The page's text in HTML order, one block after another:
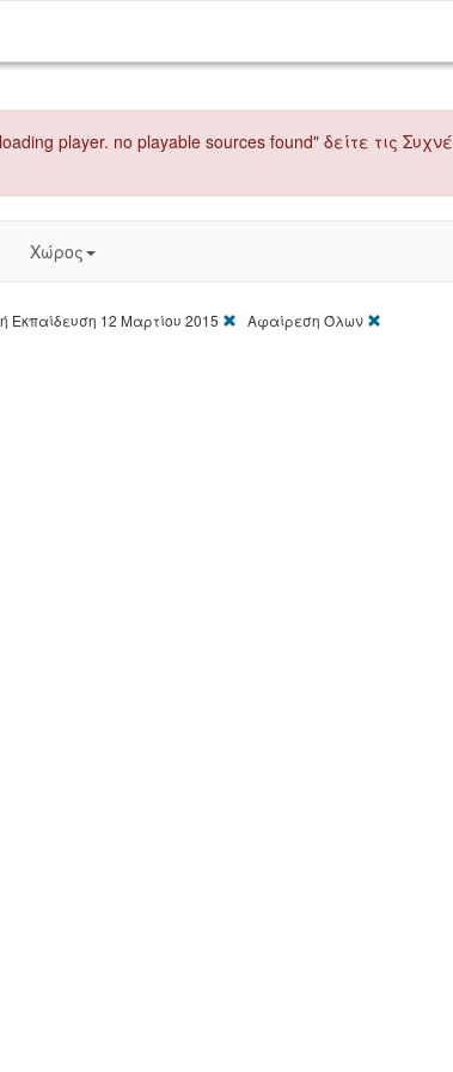
player. no playable sources found" δείτε τις
Χώρος
Εκπαίδευση 12 Μαρτίου 2015 [X]Αφαίρεση Όλων [X]